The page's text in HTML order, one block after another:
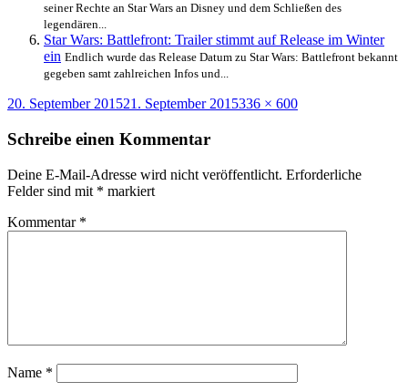
seiner Rechte an Star Wars an Disney und dem Schließen des
legendären...
Star Wars: Battlefront: Trailer stimmt auf Release im Winter
ein Endlich wurde das Release Datum zu Star Wars: Battlefront bekannt
gegeben samt zahlreichen Infos und...
Veröffentlicht
20. September 201521. September 2015Originalgröße
336 × 600
Schreibe einen Kommentar
Deine E-Mail-Adresse wird nicht veröffentlicht. Erforderliche
Felder sind mit * markiert
Kommentar *
Name *